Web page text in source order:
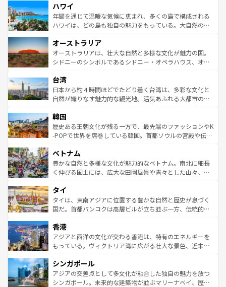
ば市内交通費無料で観光を楽しむこともできる。 なお、新
着のスイス情報はコンテンツ一覧 を参照してほしい。
のような巨大都市は、観光、ショッピング、エンターテイ
ンメントが詰まった刺激的なスポットだ。一方、アメリカ
西部には大自然が広がり、グランドキャニオンやイエロー
部のニューオーリンズでは、音楽と美食が融合した独特の
文化が魅力。旅行者はアメリカの各地域で異なる魅力を楽
しみながら、その多様性と豊かな歴史を感じることができ
ならではの贅沢な旅のスタイルだ。 なお、新着のアメリカ
情報はコンテンツ一覧を参照してほしい。
ハワイ
年間を通じて温暖な気候に恵まれ、多くの島で構成される
ハワイは、どの島も独自の魅力をもっている。大自然の神
ワイ島は見逃せない。また、定番の観光地といえばオアフ
島だが、静かな自然を求めるならマウイ島やカウアイ島が
おすすめ。エメラルドグリーンに輝く海をはじめ、豊かな
れるおもてなしの心で訪れる人々を迎えてくれるハワイの
人々、おいしいローカルフードやハワイアンミュージッ
ク、伝統的なフラダンスなど、すべてがハワイの魅力を彩
ワイを、存分に味わってほしい。 なお、新着のハワイ情報
はコンテンツ一覧を参照してほしい。
オーストラリア
オーストラリアは、壮大な自然と多様な文化が魅力の国。
シドニーのシンボルであるシドニー・オペラハウス、オー
リアリーフや大陸中央部にそびえるウルル（エアーズロッ
ク）、タスマニアの美しい原生林やケアンズの熱帯雨林な
ど、見どころがたくさん。また、カフェやワイン、オージ
いる。アクティビティも充実しており、サーフィンやダイ
ビング、ハイキングなど、アウトドア好きにはたまらな
い。オーストラリアの多彩な魅力を存分に味わいつくそ
参照してほしい。
台湾
日本から約４時間ほどでたどり着く台湾は、多彩な文化と
自然が織りなす魅力的な観光地。活気あふれる大都市の台
ン）、静ひつな山岳地帯である台湾東部など、都市の喧騒
と山間の静けさが共存しており、訪れる人に新しい発見と
驚きをもたらしてくれる。また、奥深い台湾の食文化も魅
容にもいいと評判のスイーツなど、バラエティ豊かな料理
が味わえる。 なお、新着の台湾情報は コンテンツ一覧を参
照してほしい。
韓国
歴史ある王朝文化が残る一方で、最先端のファッションやK
-POPで世界を席巻している韓国。首都ソウルの宮殿や伝統
き、地方に足を延ばせば四季折々の自然美を楽しむことが
できる。そして、キムチや焼肉、絶品のストリートフード
まで、さまざまな韓国料理が待っている。夜には、韓国な
リティに包まれながら、韓国の多彩な魅力を心ゆくまで味
わってみてほしい。 なお、新着の韓国情報はコンテンツ一
覧を参照してほしい。
ベトナム
豊かな自然と多様な文化が魅力的なベトナム。南北に細長
く伸びる国土には、広大な田園風景や青々とした山々、世
急速な発展と共に伝統が息づく。ハノイの古い町並みやホ
ーチミン市のフランス統治時代の建物も、独特の雰囲気を
醸し出している。また、バラエティの豊かさとおいしさで
とつ。フォーやバインミー、ベトナムコーヒーなどは、ぜ
ひ現地で味わいたい。どの地域を訪れてもあたたかい人々
が旅行者を迎えてくれるので、きっと忘れられない旅にな
参照してほしい。
タイ
タイは、東南アジアに位置する豊かな自然と歴史が息づく
国だ。首都バンコクは高層ビルが立ち並ぶ一方、伝統的な
の活気が交差している。北部ではチェンマイなどの山岳地
帯で自然と触れ合い、南部ではプーケットやクラビの美し
いビーチでリゾート気分を楽しむことができる。タイ料理
激する。気候は一年中温暖で、どの季節にも異なる楽しみ
が待っている。親しみやすいタイの人々、仏教を中心とし
た文化、そして多様な観光資源が、訪れる旅人を魅了し続
香港
アジアと西洋の文化が交わる香港は、特有のエネルギーを
もっている。ヴィクトリア湾に広がる壮大な景色、近未来
み、どこを訪れても感動するはず。観光スポットが密集し
ており、効率よく見どころを回れるのも魅力。息をのむよ
うな絶景から文化的な体験まで、香港を存分に楽しみ尽く
シンガポール
アジアの交差点として多文化が融合した独自の魅力を放つ
シンガポール。未来的な建築物が並ぶマリーナベイ、歴史